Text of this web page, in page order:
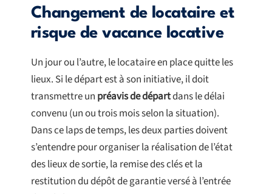
Changement de locataire et
risque de vacance locative
Un jour ou l’autre, le locataire en place quitte les
lieux. Si le départ est à son initiative, il doit
transmettre un préavis de départdans le délai
convenu (un ou trois mois selon la situation).
Dans ce laps de temps, les deux parties doivent
s’entendre pour organiser la réalisation de l’état
des lieux de sortie, la remise des clés et la
restitution du dépôt de garantie versé à l’entrée